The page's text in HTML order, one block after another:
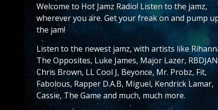
Welcome to Hot Jamz Radio! Listen to the jamz,
wherever you are. Get your freak on and pump
the jam!
Listen to the newest jamz, with artists like
The Opposites, Luke James, Major Lazer,
Chris Brown, LL Cool J, Beyonce, Mr. Probz, Fit,
Fabolous, Rapper D.A.B, Miguel, Kendrick Lamar,
Cassie, The Game and much, much more.